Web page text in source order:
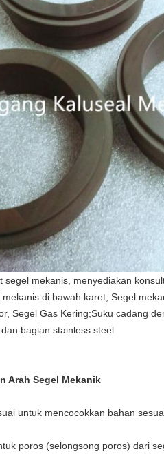
mekanis, menyediakan
di bawah karet, Segel
Segel Gas Kering;Suku cadang
bagian stainless steel
Arah Segel Mekanik
untuk mencocokkan bahan
poros (selongsong poros) dari